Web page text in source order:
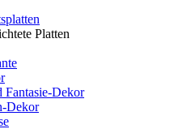
Platten
Fantasie-Dekor
Dekor